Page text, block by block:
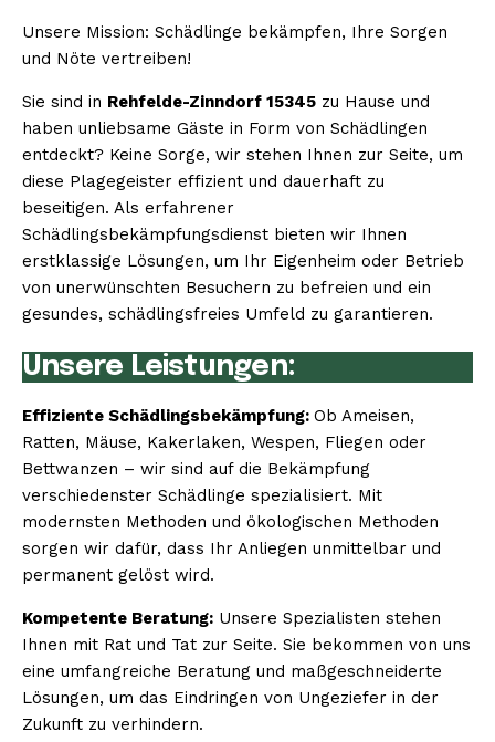
Unsere Mission: Schädlinge bekämpfen, Ihre Sorgen
und Nöte vertreiben!
Sie sind in Rehfelde-Zinndorf 15345 zu Hause und
haben unliebsame Gäste in Form von Schädlingen
entdeckt? Keine Sorge, wir stehen Ihnen zur Seite, um
diese Plagegeister effizient und dauerhaft zu
beseitigen. Als erfahrener
Schädlingsbekämpfungsdienst bieten wir Ihnen
erstklassige Lösungen, um Ihr Eigenheim oder Betrieb
von unerwünschten Besuchern zu befreien und ein
gesundes, schädlingsfreies Umfeld zu garantieren.
Unsere Leistungen:
Effiziente Schädlingsbekämpfung: Ob Ameisen,
Ratten, Mäuse, Kakerlaken, Wespen, Fliegen oder
Bettwanzen – wir sind auf die Bekämpfung
verschiedenster Schädlinge spezialisiert. Mit
modernsten Methoden und ökologischen Methoden
sorgen wir dafür, dass Ihr Anliegen unmittelbar und
permanent gelöst wird.
Kompetente Beratung: Unsere Spezialisten stehen
Ihnen mit Rat und Tat zur Seite. Sie bekommen von uns
eine umfangreiche Beratung und maßgeschneiderte
Lösungen, um das Eindringen von Ungeziefer in der
Zukunft zu verhindern.